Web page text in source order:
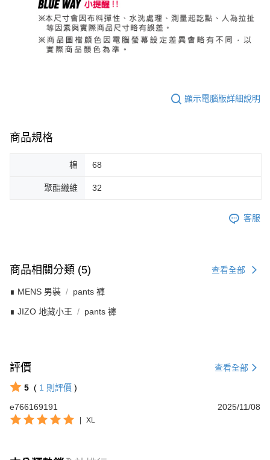
顯示電腦版詳細說明
商品規格
棉 68
聚酯纖維 32
客服
商品相關分類 (5) 查看全部
∎ MENS 男裝 pants 褲
∎ JIZO 地藏小王 pants 褲
評價 查看全部
5 ( 1 則評價 )
e766169191
2025/11/08
XL